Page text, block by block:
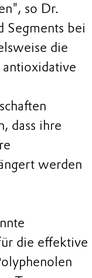
so Dr.
Segments bei
die
dass ihre
werden
die effektive